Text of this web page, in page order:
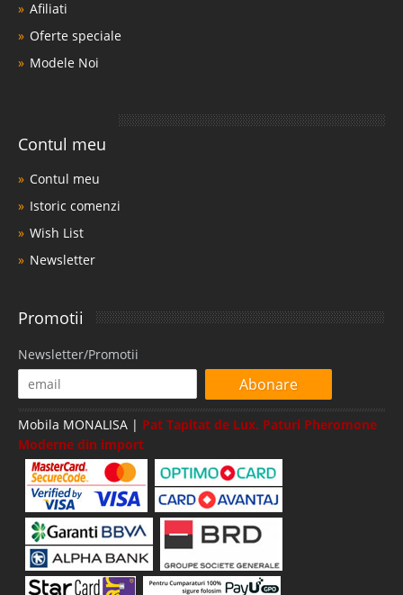
Afiliati
Oferte speciale
Modele Noi
Contul meu
Contul meu
Istoric comenzi
Wish List
Newsletter
Promotii
Newsletter/Promotii
Abonare
Mobila MONALISA | Pat Tapitat de Lux. Paturi Pheromone
Moderne din import